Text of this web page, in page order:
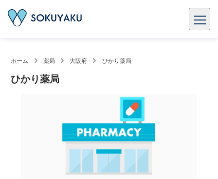
ホーム 薬局 大阪府 ひかり薬局
ひかり薬局